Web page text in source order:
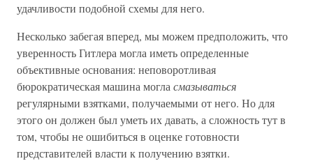
удачливости подобной схемы для него.
Несколько забегая вперед, мы можем предположить, что
уверенность Гитлера могла иметь определенные
объективные основания: неповоротливая
бюрократическая машина могла смазываться
регулярными взятками, получаемыми от него. Но для
этого он должен был уметь их давать, а сложность тут в
том, чтобы не ошибиться в оценке готовности
представителей власти к получению взятки.